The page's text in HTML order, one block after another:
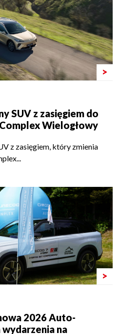
>
SUV z zasięgiem do
Wielogłowy
z zasięgiem, który zmienia
>
2026 Auto-
na